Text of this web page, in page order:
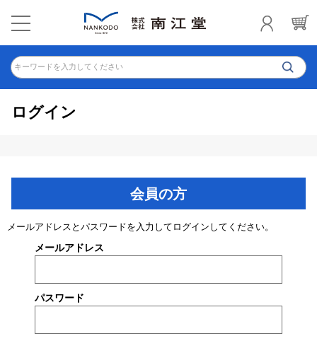
キーワードを入力してください
ログイン
会員の方
メールアドレスとパスワードを入力してログインしてください。
メールアドレス
パスワード